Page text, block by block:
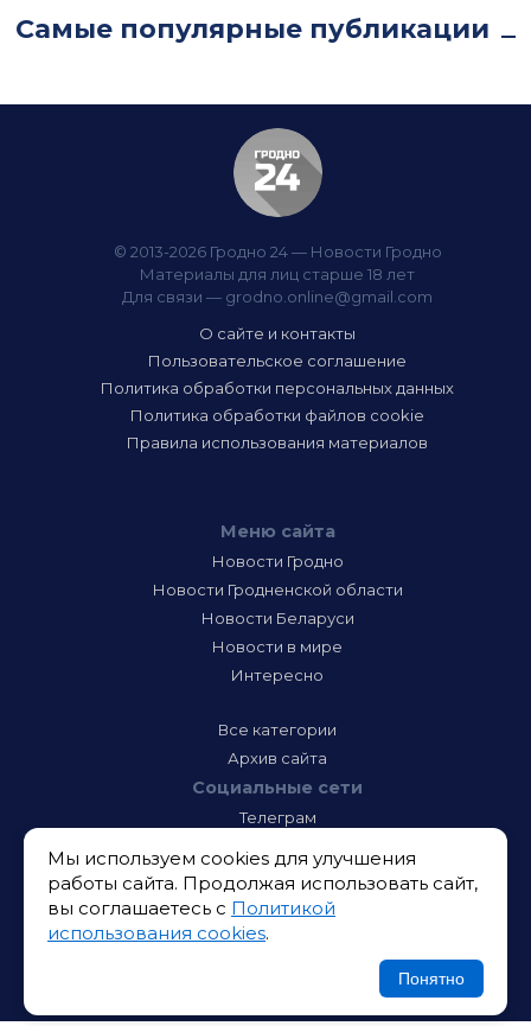
Самые популярные публикации
© 2013-2026 Гродно 24 — Новости Гродно
Материалы для лиц старше 18 лет
Для связи — grodno.online@gmail.com
О сайте и контакты
Пользовательское соглашение
Политика обработки персональных данных
Политика обработки файлов cookie
Правила использования материалов
Меню сайта
Новости Гродно
Новости Гродненской области
Новости Беларуси
Новости в мире
Интересно
Все категории
Архив сайта
Социальные сети
Телеграм
Инстаграм
Тик-Ток
Одноклассники
ВК
Мы используем cookies для улучшения
работы сайта. Продолжая использовать сайт,
вы соглашаетесь с Политикой
использования cookies.
Понятно